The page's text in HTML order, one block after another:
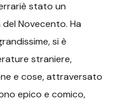
stato un
Novecento. Ha
si è
straniere,
e cose, attraversato
epico e comico,